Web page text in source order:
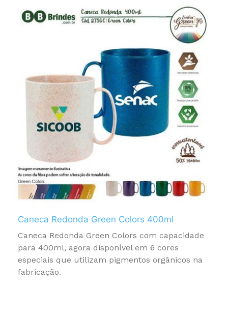
Caneca Redonda Green Colors 400ml
Caneca Redonda Green Colors com capacidade
para 400ml, agora disponível em 6 cores
especiais que utilizam pigmentos orgânicos na
fabricação.